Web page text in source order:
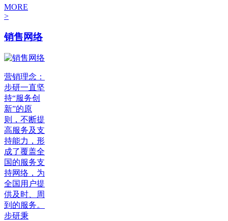
MORE
>
销售网络
营销理念：
步研一直坚
持“服务创
新”的原
则，不断提
高服务及支
持能力，形
成了覆盖全
国的服务支
持网络，为
全国用户提
供及时、周
到的服务。
步研秉